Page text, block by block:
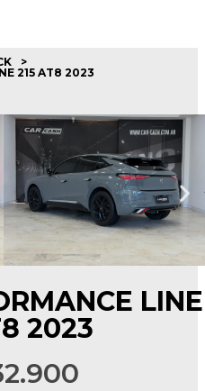
>
215 AT8 2023
LINE
2023